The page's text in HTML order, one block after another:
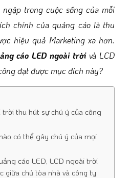
trong cuộc sống của mỗi
chính của quảng cáo là thu
hiệu quả Marketing xa hơn.
cáo LED ngoài trờivà LCD
đạt được mục đích này?
trời thu hút sự chú ý của công
có thể gây chú ý của mọi
cáo LED, LCD ngoài trời
giữa chủ tòa nhà và công ty